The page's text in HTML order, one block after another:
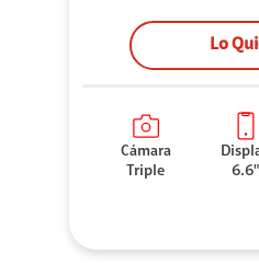
Lo
Cámara
Triple
6.6"